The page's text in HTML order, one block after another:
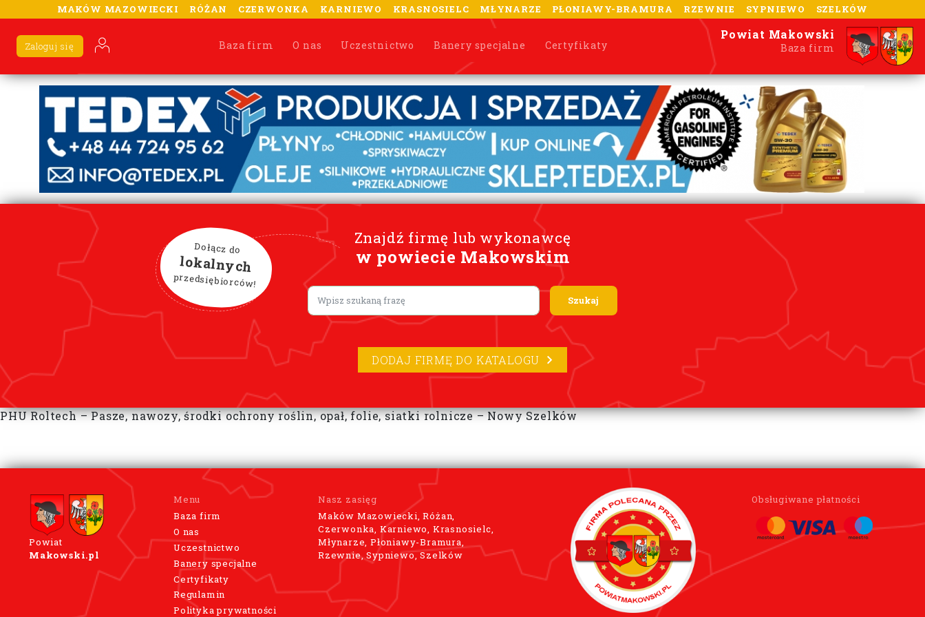
MAKÓW MAZOWIECKI RÓŻAN CZERWONKA KARNIEWO KRASNOSIELC MŁYNARZE PŁONIAWY-BRAMURA RZEWNIE SYPNIEWO SZELKÓW
Baza firm O nas Uczestnictwo Banery specjalne Certyfikaty
Zaloguj się
Powiat Makowski
Baza firm
Znajdź firmę lub wykonawcę
w powiecie Makowskim
Dołącz do
lokalnych
przedsiębiorców!
Lorem ipsum
DODAJ FIRMĘ DO KATALOGU
PHU Roltech – Pasze, nawozy, środki ochrony roślin, opał, folie, siatki rolnicze – Nowy Szelków
Powiat
Makowski.pl
Menu
Baza firm
O nas
Uczestnictwo
Banery specjalne
Certyfikaty
Regulamin
Polityka prywatności
Nasz zasięg
Maków Mazowiecki, Różan,
Czerwonka, Karniewo, Krasnosielc,
Młynarze, Płoniawy-Bramura,
Rzewnie, Sypniewo, Szelków
Obsługiwane płatności